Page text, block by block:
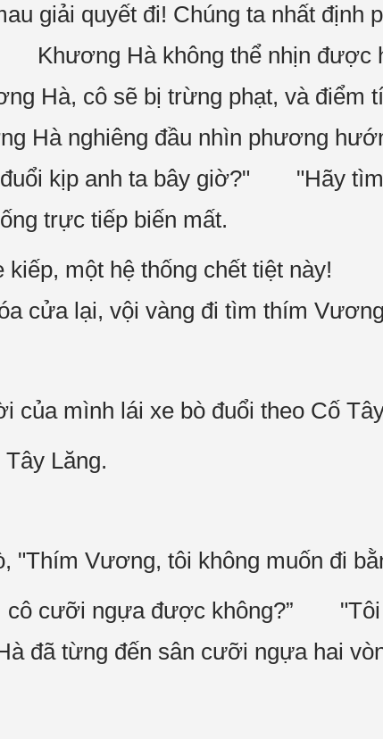
giải quyết đi! Chúng ta nhất định
Khương Hà không thể nhịn được
Hà, cô sẽ bị trừng phạt, và điểm
nghiêng đầu nhìn phương
đuổi kịp anh ta bây giờ?" "Hãy
trực tiếp biến mất.
kiếp, một hệ thống chết tiệt này!
cửa lại, vội vàng đi tìm thím
của mình lái xe bò đuổi theo Cố
Lăng.
"Thím Vương, tôi không muốn đi
cưỡi ngựa được không?” "Tôi
đã từng đến sân cưỡi ngựa hai